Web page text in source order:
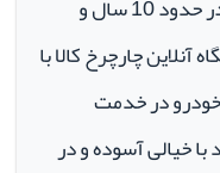
فروش لوازم جانبی و اسپرت خودرو در حدود 10 سال و
چارچرخ کالا با
خودرو در خدمت
با خیالی آسوده و در